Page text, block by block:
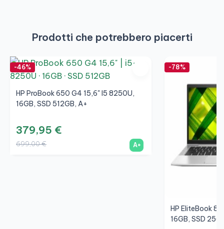
Prodotti che potrebbero piacerti
-46%
HP ProBook 650 G4 15,6" I5 8250U,
16GB, SSD 512GB, A+
379,95 €
699,00 € A+
-78%
HP EliteBook
16GB, SSD